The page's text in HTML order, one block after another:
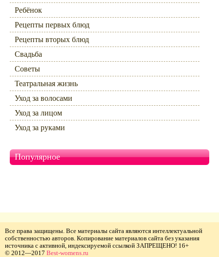
Ребёнок
Рецепты первых блюд
Рецепты вторых блюд
Свадьба
Советы
Театральная жизнь
Уход за волосами
Уход за лицом
Уход за руками
Популярное
Все права защищены. Все материалы сайта являются интеллектуальной
собственностью авторов. Копирование материалов сайта без указания
источника с активной, индексируемой ссылкой ЗАПРЕЩЕНО! 16+
© 2012—2017 Best-womens.ru